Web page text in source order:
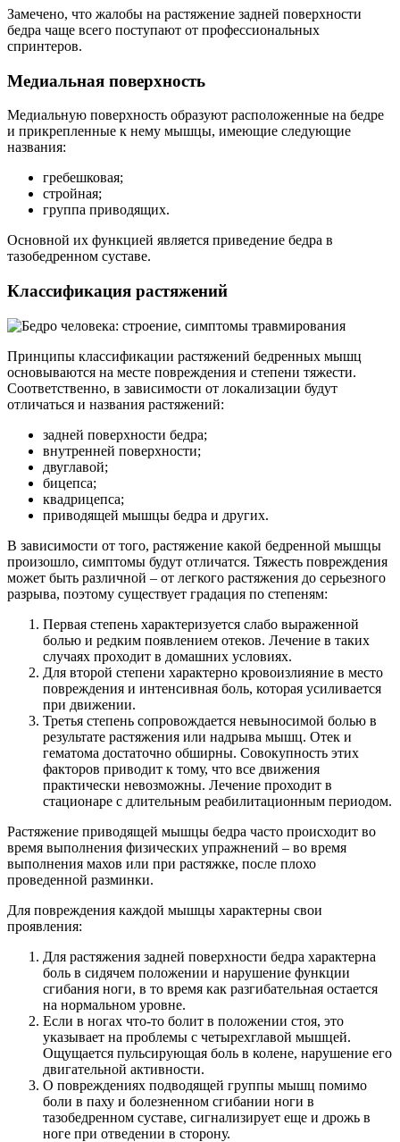
Замечено, что жалобы на растяжение задней поверхности
бедра чаще всего поступают от профессиональных
спринтеров.
Медиальная поверхность
Медиальную поверхность образуют расположенные на бедре
и прикрепленные к нему мышцы, имеющие следующие
названия:
гребешковая;
стройная;
группа приводящих.
Основной их функцией является приведение бедра в
тазобедренном суставе.
Классификация растяжений
Принципы классификации растяжений бедренных мышц
основываются на месте повреждения и степени тяжести.
Соответственно, в зависимости от локализации будут
отличаться и названия растяжений:
задней поверхности бедра;
внутренней поверхности;
двуглавой;
бицепса;
квадрицепса;
приводящей мышцы бедра и других.
В зависимости от того, растяжение какой бедренной мышцы
произошло, симптомы будут отличатся. Тяжесть повреждения
может быть различной – от легкого растяжения до серьезного
разрыва, поэтому существует градация по степеням:
Первая степень характеризуется слабо выраженной
болью и редким появлением отеков. Лечение в таких
случаях проходит в домашних условиях.
Для второй степени характерно кровоизлияние в место
повреждения и интенсивная боль, которая усиливается
при движении.
Третья степень сопровождается невыносимой болью в
результате растяжения или надрыва мышц. Отек и
гематома достаточно обширны. Совокупность этих
факторов приводит к тому, что все движения
практически невозможны. Лечение проходит в
стационаре с длительным реабилитационным периодом.
Растяжение приводящей мышцы бедра часто происходит во
время выполнения физических упражнений – во время
выполнения махов или при растяжке, после плохо
проведенной разминки.
Для повреждения каждой мышцы характерны свои
проявления:
Для растяжения задней поверхности бедра характерна
боль в сидячем положении и нарушение функции
сгибания ноги, в то время как разгибательная остается
на нормальном уровне.
Если в ногах что-то болит в положении стоя, это
указывает на проблемы с четырехглавой мышцей.
Ощущается пульсирующая боль в колене, нарушение его
двигательной активности.
О повреждениях подводящей группы мышц помимо
боли в паху и болезненном сгибании ноги в
тазобедренном суставе, сигнализирует еще и дрожь в
ноге при отведении в сторону.